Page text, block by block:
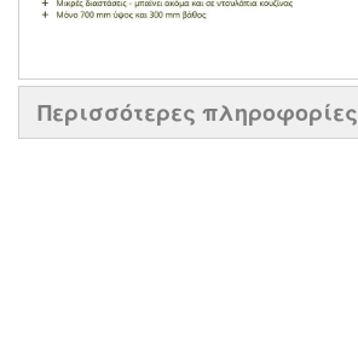
Περισσότερες πληροφορίες